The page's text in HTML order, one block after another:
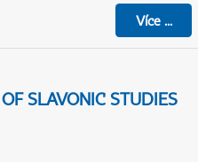
Více...
SLAVONIC STUDIES